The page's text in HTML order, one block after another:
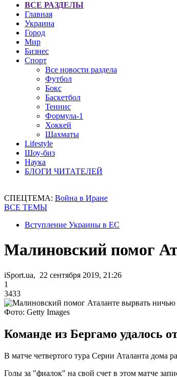
ВСЕ РАЗДЕЛЫ
Главная
Украина
Город
Мир
Бизнес
Спорт
Все новости раздела
Футбол
Бокс
Баскетбол
Теннис
Формула-1
Хоккей
Шахматы
Lifestyle
Шоу-биз
Наука
БЛОГИ ЧИТАТЕЛЕЙ
СПЕЦТЕМА: Война в Иране
ВСЕ ТЕМЫ
Вступление Украины в ЕС
Малиновский помог
iSport.ua, 22 сентября 2019, 21:26
1
3433
Фото: Getty Images
Команде из Бергамо удалось
В матче четвертого тура Серии Аталанта дома
Голы за "фиалок" на свой счет в этом матче